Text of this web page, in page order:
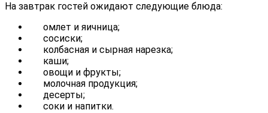
На завтрак гостей ожидают следующие блюда:
омлет и яичница;
сосиски;
колбасная и сырная нарезка;
каши;
овощи и фрукты;
молочная продукция;
десерты;
соки и напитки.